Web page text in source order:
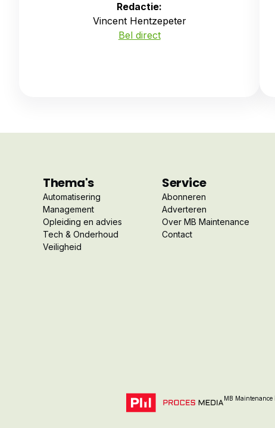
Redactie:
Vincent Hentzepeter
Bel direct
Thema's
Automatisering
Management
Opleiding en advies
Tech & Onderhoud
Veiligheid
Service
Abonneren
Adverteren
Over MB Maintenance
Contact
MB Maintenance